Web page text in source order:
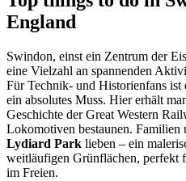
England
Swindon, einst ein Zentrum der
eine Vielzahl an spannenden
Für Technik- und Historienfans ist
ein absolutes Muss. Hier erhält
Geschichte der Great Western
Lokomotiven bestaunen. Familien
Lydiard Park lieben – ein
weitläufigen Grünflächen, perfekt
im Freien.